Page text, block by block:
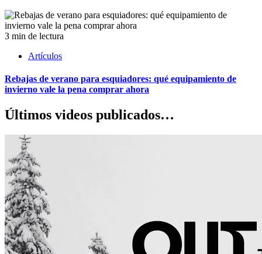
3 min de lectura
Artículos
Rebajas de verano para esquiadores: qué equipamiento de
invierno vale la pena comprar ahora
Últimos videos publicados…